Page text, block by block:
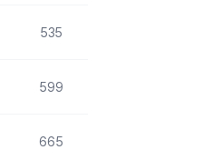
535
599
665